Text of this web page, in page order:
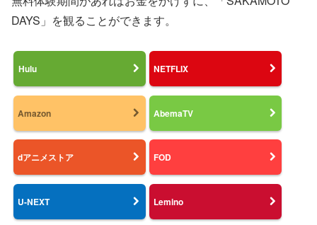
DAYS」を観ることができます。
Hulu NETFLIX
Amazon AbemaTV
dアニメストア FOD
U-NEXT Lemino